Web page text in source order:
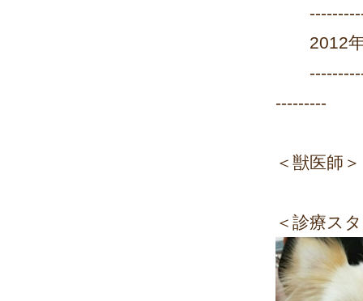
2012年
---------
＜獣医師
＜診療ス